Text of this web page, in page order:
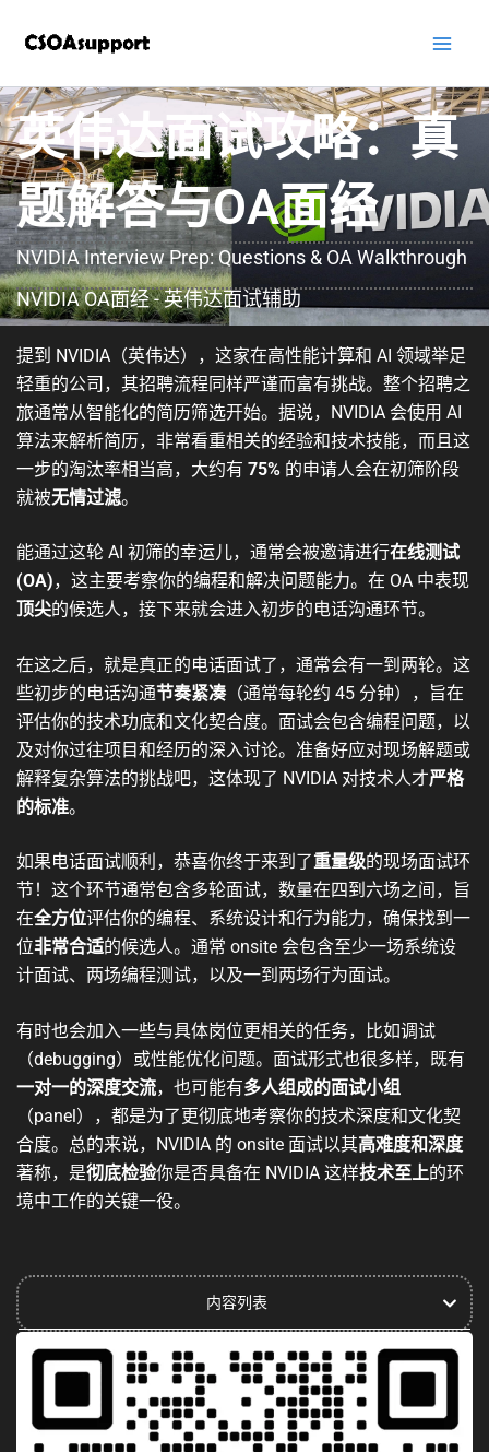
容英伟达面试攻略：真
题解答与OA面经
NVIDIA Interview Prep: Questions & OA Walkthrough
NVIDIA OA面经 - 英伟达面试辅助
提到 NVIDIA（英伟达），这家在高性能计算和 AI 领域举足
轻重的公司，其招聘流程同样严谨而富有挑战。整个招聘之
旅通常从智能化的简历筛选开始。据说，NVIDIA 会使用 AI
算法来解析简历，非常看重相关的经验和技术技能，而且这
一步的淘汰率相当高，大约有 75% 的申请人会在初筛阶段
就被无情过滤。
能通过这轮 AI 初筛的幸运儿，通常会被邀请进行在线测试
(OA)，这主要考察你的编程和解决问题能力。在 OA 中表现
顶尖的候选人，接下来就会进入初步的电话沟通环节。
在这之后，就是真正的电话面试了，通常会有一到两轮。这
些初步的电话沟通节奏紧凑（通常每轮约 45 分钟），旨在
评估你的技术功底和文化契合度。面试会包含编程问题，以
及对你过往项目和经历的深入讨论。准备好应对现场解题或
解释复杂算法的挑战吧，这体现了 NVIDIA 对技术人才严格
的标准。
如果电话面试顺利，恭喜你终于来到了重量级的现场面试环
节！这个环节通常包含多轮面试，数量在四到六场之间，旨
在全方位评估你的编程、系统设计和行为能力，确保找到一
位非常合适的候选人。通常 onsite 会包含至少一场系统设
计面试、两场编程测试，以及一到两场行为面试。
有时也会加入一些与具体岗位更相关的任务，比如调试
（debugging）或性能优化问题。面试形式也很多样，既有
一对一的深度交流，也可能有多人组成的面试小组
（panel），都是为了更彻底地考察你的技术深度和文化契
合度。总的来说，NVIDIA 的 onsite 面试以其高难度和深度
著称，是彻底检验你是否具备在 NVIDIA 这样技术至上的环
境中工作的关键一役。
内容列表